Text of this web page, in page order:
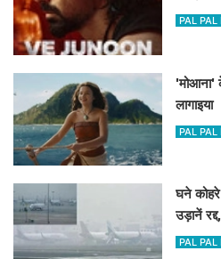
PAL PAL
'मोआना'
लागाइया
PAL PAL
घने कोहरे
उड़ानें
PAL PAL